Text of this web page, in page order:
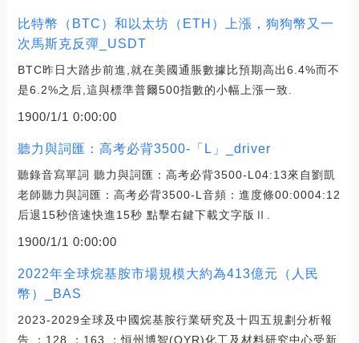
比特幣（BTC）和以太坊（ETH）上漲，狗狗幣又一
次馬斯克反彈_USDT
BTC昨日大踏步前進,就在美國通脹數據比預期高出6.4%而不
是6.2%之后,這與標準普爾500指數的小幅上漲一致.
1900/1/1 0:00:00
聽力與詞匯：高考必背3500-「L」_driver
聽錄音寫單詞 聽力與詞匯：高考必背3500-L04:13來自劉凱
老師聽力與詞匯：高考必背3500-L音頻：進度條00:0004:12
后退15秒倍速快進15秒 點擊右鍵下載文字版Ⅱ.
1900/1/1 0:00:00
2022年全球烷基胺市場規模大約為413億元（人民
幣）_BAS
2023-2029全球及中國烷基胺行業研究及十四五規劃分析報
告 ：128 ：163 ：恒州博智(QYR)化工及材料研究中心受新